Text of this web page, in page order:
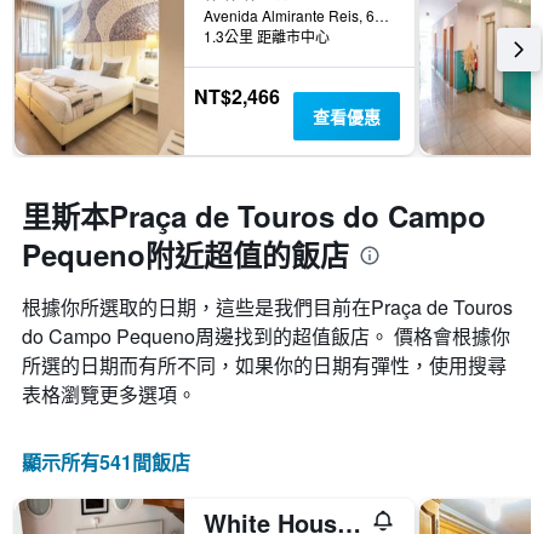
Avenida Almirante Reis, 68, 里斯本, 里斯本區, 葡萄牙
1.3公里 距離市中心
NT$2,466
查看優惠
里斯本Praça de Touros do Campo
Pequeno附近超值的飯店
根據你所選取的日期，這些是我們目前在Praça de Touros
do Campo Pequeno​周邊找到的超值​飯店。 價格會根據你
所選的日期而有所不同，如果你的日期有彈性，使用搜尋
表格瀏覽更多選項。
顯示所有541間飯店
White House Lisbon Hostel